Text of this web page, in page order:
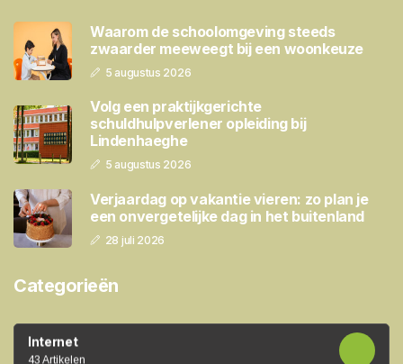
Waarom de schoolomgeving steeds
zwaarder meeweegt bij een woonkeuze
5 augustus 2026
Volg een praktijkgerichte
schuldhulpverlener opleiding bij
Lindenhaeghe
5 augustus 2026
Verjaardag op vakantie vieren: zo plan je
een onvergetelijke dag in het buitenland
28 juli 2026
Categorieën
Internet
43 Artikelen